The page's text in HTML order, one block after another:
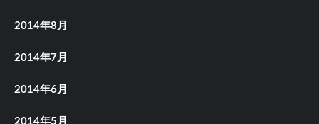
2014年8月
2014年7月
2014年6月
2014年5月